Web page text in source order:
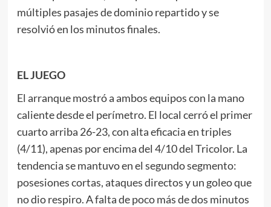
múltiples pasajes de dominio repartido y se
resolvió en los minutos finales.
EL JUEGO
El arranque mostró a ambos equipos con la mano
caliente desde el perímetro. El local cerró el primer
cuarto arriba 26-23, con alta eficacia en triples
(4/11), apenas por encima del 4/10 del Tricolor. La
tendencia se mantuvo en el segundo segmento:
posesiones cortas, ataques directos y un goleo que
no dio respiro. A falta de poco más de dos minutos